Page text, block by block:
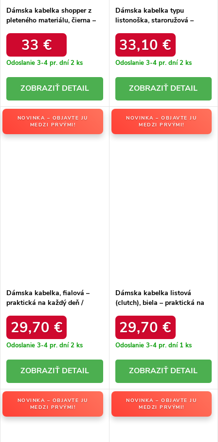
Dámska kabelka shopper z
pleteného materiálu, čierna –
C1104 NAT/NOIR
33 €
Odoslanie 3-4 pr. dní2 ks
DETAIL
Dámska kabelka typu
listonoška, staroružová –
C1050 VIEUX ROSE
33,10 €
Odoslanie 3-4 pr. dní2 ks
DETAIL
NOVINKA – OBJAVTE JU
MEDZI PRVÝMI!
Dámska kabelka, fialová –
praktická na každý deň /
29,70 €
Odoslanie 3-4 pr. dní2 ks
DETAIL
NOVINKA – OBJAVTE JU
MEDZI PRVÝMI!
Dámska kabelka listová
(clutch), biela – praktická na
29,70 €
Odoslanie 3-4 pr. dní 1 ks
DETAIL
NOVINKA – OBJAVTE JU
MEDZI PRVÝMI!
NOVINKA – OBJAVTE JU
MEDZI PRVÝMI!